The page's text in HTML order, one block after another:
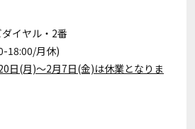
イヤル・2番
18:00/月休)
日(月)～2月7日(金)は休業となりま